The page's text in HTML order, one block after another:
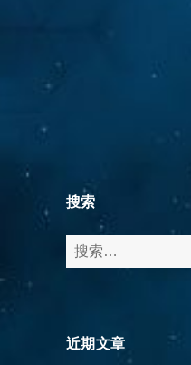
搜索
搜
索：
近期文章